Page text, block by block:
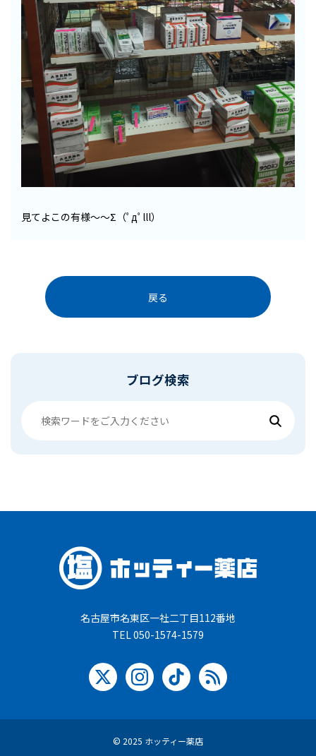
見てよこの有様〜〜Σ（ﾟдﾟlll）
戻る
ブログ検索
名古屋市名東区一社二丁目112番地
TEL 050-1574-1579
© 2025 ホッティー薬店